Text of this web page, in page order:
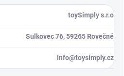
toySimply s.r.o
Sulkovec 76, 59265 Rovečné
info@toysimply.cz